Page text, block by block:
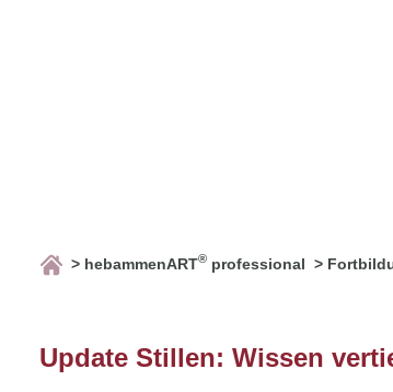
hebammenART® professional
Update Stillen: Wissen